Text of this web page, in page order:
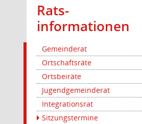
Rats­
informationen
Gemeinderat
Ortschaftsräte
Ortsbeiräte
Jugendgemeinderat
Integrationsrat
Sitzungstermine